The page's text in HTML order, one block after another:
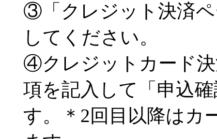
③「クレジット決済
してください。
④クレジットカード
項を記入して「申込
す。＊2回目以降はカ